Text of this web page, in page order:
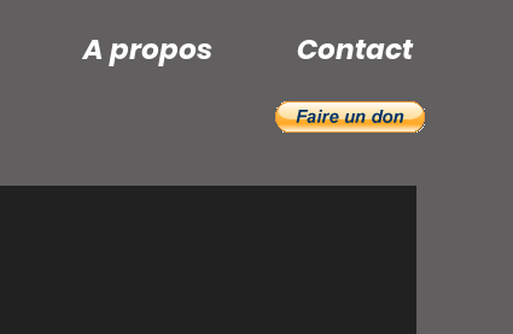
A propos Contact